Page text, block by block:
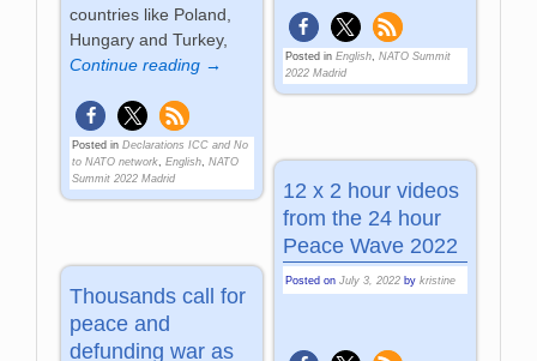
countries like Poland,
Hungary and Turkey,
Continue reading →
Posted in Declarations ICC and No
to NATO network ,English ,NATO
Summit 2022 Madrid
Posted in English, NATO Summit
2022 Madrid
12 x 2 hour videos
from the 24 hour
Peace Wave 2022
Posted on July 3, 2022 by kristine
Thousands call for
peace and
defunding war as